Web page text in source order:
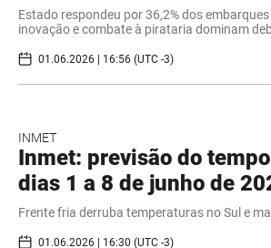
Estado respondeu por 36,2% dos
inovação e combate à pirataria dominam
01.06.2026 | 16:56 (UTC -3)
INMET
Inmet: previsão do
dias 1 a 8 de junho de
Frente fria derruba temperaturas no Sul e
01.06.2026 | 16:30 (UTC -3)